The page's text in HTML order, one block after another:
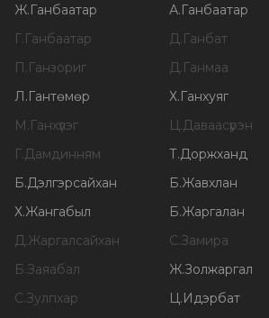
Ж.Ганбаатар А.Ганбаатар
Г.Ганбаатар Д.Ганбат
П.Ганзориг Д.Ганмаа
Л.Гантөмөр Х.Ганхуяг
М.Ганхүлэг Ц.Даваасүрэн
Г.Дамдинням Т.Доржханд
Б.Дэлгэрсайхан Б.Жавхлан
Х.Жангабыл Б.Жаргалан
Д.Жаргалсайхан С.Замира
Б.Заяабал Ж.Золжаргал
С.Зулпхар Ц.Идэрбат